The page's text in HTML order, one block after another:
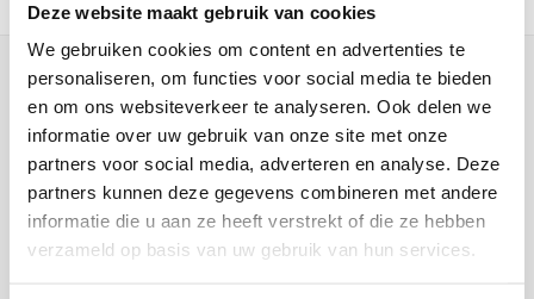
Deze website maakt gebruik van cookies
We gebruiken cookies om content en advertenties te
personaliseren, om functies voor social media te bieden
en om ons websiteverkeer te analyseren. Ook delen we
informatie over uw gebruik van onze site met onze
partners voor social media, adverteren en analyse. Deze
partners kunnen deze gegevens combineren met andere
informatie die u aan ze heeft verstrekt of die ze hebben
verzameld op basis van uw gebruik van hun services.
basis
Site
footer
Contact
+31 320 - 22 99 49
info@metafooronderwijs.nl
Kantoor Almere
Kantoor Rotterdam